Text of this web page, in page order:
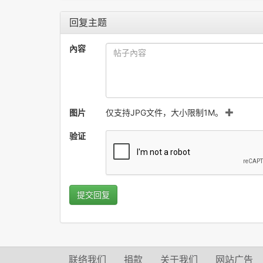
回复主题
內容
图片 仅支持JPG文件，大小限制1M。
验证
提交回复
联络我们 捐款 关于我们 网站广告